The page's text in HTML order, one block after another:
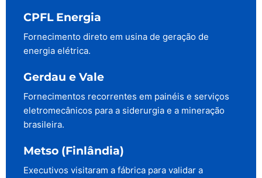
CPFL Energia
Fornecimento direto em usina de geração de
energia elétrica.
Gerdau e Vale
Fornecimentos recorrentes em painéis e serviços
eletromecânicos para a siderurgia e a mineração
brasileira.
Metso (Finlândia)
Executivos visitaram a fábrica para validar a